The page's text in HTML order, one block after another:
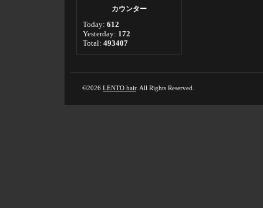
カウンター
Today: 612
Yesterday: 172
Total: 493407
©2026 LENTO hair. All Rights Reserved.